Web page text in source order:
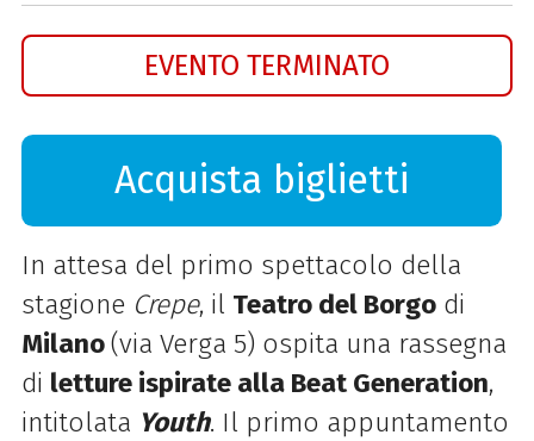
EVENTO TERMINATO
Acquista biglietti
In attesa del primo spettacolo della
stagione Crepe, il Teatro del Borgodi
Milano(via Verga 5) ospita una rassegna
di letture ispirate alla Beat Generation,
intitolata Youth. Il primo appuntamento